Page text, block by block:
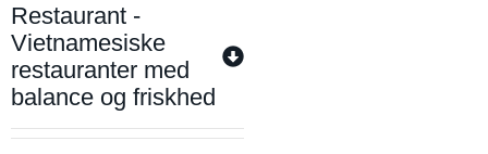
Restaurant -
Vietnamesiske
restauranter med
balance og friskhed